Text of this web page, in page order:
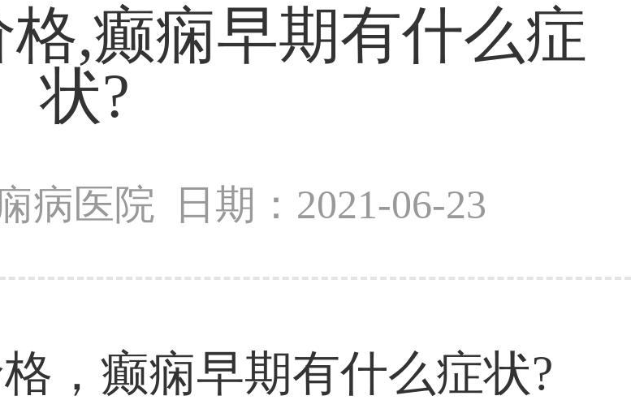
,癫痫早期有什么症
状?
病医院 日期：2021-06-23
癫痫早期有什么症状?